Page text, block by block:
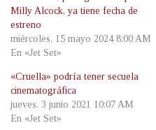
Milly Alcock, ya tiene fecha de
estreno
miércoles, 15 mayo 2024 8:00 AM
En «Jet Set»
«Cruella» podría tener secuela
cinematográfica
jueves, 3 junio 2021 10:07 AM
En «Jet Set»